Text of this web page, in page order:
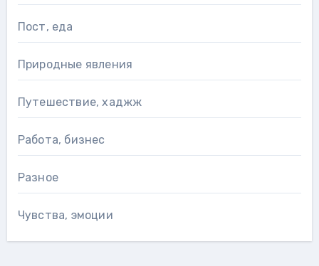
Пост, еда
Природные явления
Путешествие, хаджж
Работа, бизнес
Разное
Чувства, эмоции